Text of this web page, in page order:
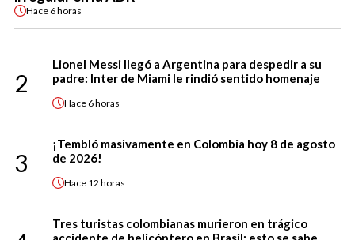
Hace 6 horas
2
Lionel Messi llegó a Argentina para despedir a su
padre: Inter de Miami le rindió sentido homenaje
Hace 6 horas
3
¡Tembló masivamente en Colombia hoy 8 de agosto
de 2026!
Hace 12 horas
Tres turistas colombianas murieron en trágico